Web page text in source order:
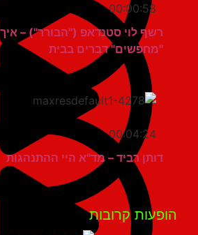
00:00:58
רשף לוי סטנדאפ ("הבורר") – איך גברים
"מחפשים" דברים בבית
00:04:24
דותן רביד – מד"א היי ההתנהגות
קרובות